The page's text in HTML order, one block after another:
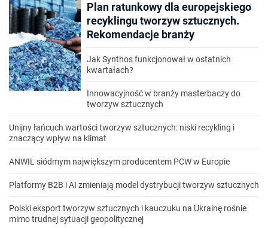
Plan ratunkowy dla europejskiego
recyklingu tworzyw sztucznych.
Rekomendacje branży
Jak Synthos funkcjonował w ostatnich
kwartałach?
Innowacyjność w branży masterbaczy do
tworzyw sztucznych
Unijny łańcuch wartości tworzyw sztucznych: niski recykling i
znaczący wpływ na klimat
ANWIL siódmym największym producentem PCW w Europie
Platformy B2B i AI zmieniają model dystrybucji tworzyw sztucznych
Polski eksport tworzyw sztucznych i kauczuku na Ukrainę rośnie
mimo trudnej sytuacji geopolitycznej